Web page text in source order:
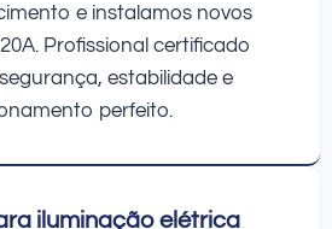
e instalamos novos
Profissional certificado
estabilidade e
perfeito.
iluminação elétrica